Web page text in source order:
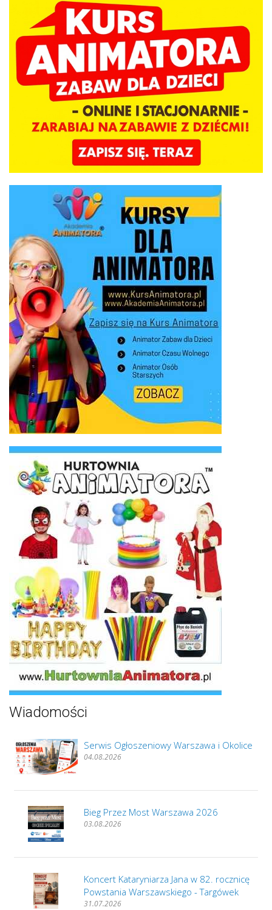
Wiadomości
Serwis Ogłoszeniowy Warszawa i Okolice
04.08.2026
Bieg Przez Most Warszawa 2026
03.08.2026
Koncert Kataryniarza Jana w 82. rocznicę
Powstania Warszawskiego - Targówek
31.07.2026